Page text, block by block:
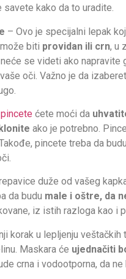
savete kako da to uradite.
– Ovo je specijalni lepak
biti providan ili crn, u
se videti ako napravite
oči. Važno je da
pincete ćete moći da
ako je potrebno.
pincete treba da
duže od vašeg
da budu male i oštre, da
iz istih razloga kao i
korak u lepljenju
Maskara će ujednačiti
crna i vodootporna, da